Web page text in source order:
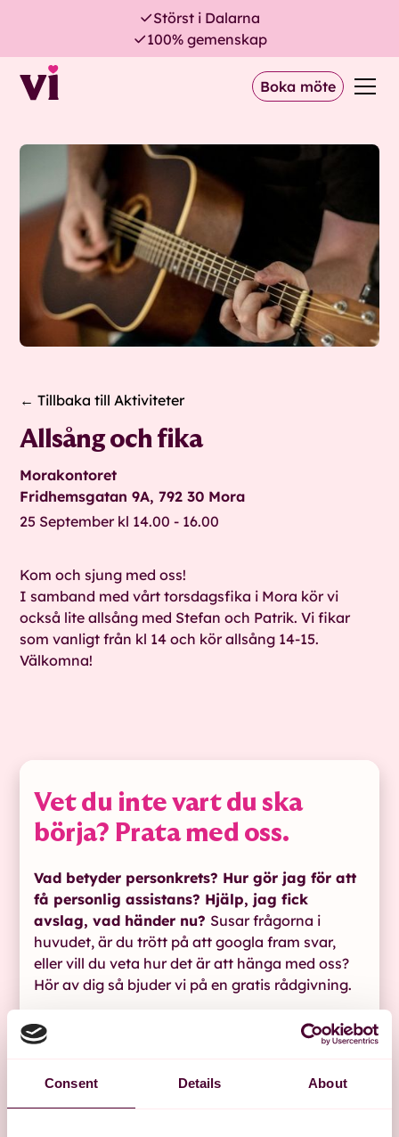
Consent Details About
Störst i Dalarna
100% gemenskap
Boka möte
← Tillbaka till Aktiviteter
Allsång och fika
Morakontoret
Fridhemsgatan 9A, 792 30 Mora
25 September kl 14.00 - 16.00
Kom och sjung med oss!
I samband med vårt torsdagsfika i Mora kör vi
också lite allsång med Stefan och Patrik. Vi fikar
som vanligt från kl 14 och kör allsång 14-15.
Välkomna!
Vet du inte vart du ska
börja? Prata med oss.
Vad betyder personkrets? Hur gör jag för att
få personlig assistans? Hjälp, jag fick
avslag, vad händer nu? Susar frågorna i
huvudet, är du trött på att googla fram svar,
eller vill du veta hur det är att hänga med oss?
Hör av dig så bjuder vi på en gratis rådgivning.